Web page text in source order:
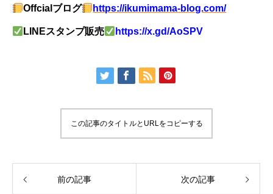
Offcial ブログ https://ikumimama-blog.com/
LINEスタンプ販売 https://x.gd/AoSPV
この記事のタイトルとURLをコピーする
前の記事 次の記事